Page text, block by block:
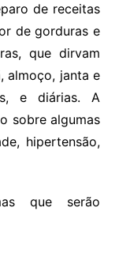
de receitas
de gorduras e
que dirvam
almoço, janta e
e diárias. A
sobre algumas
hipertensão,
que serão